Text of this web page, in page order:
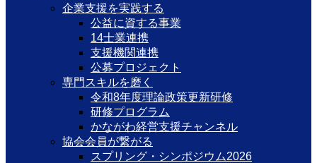
企業支援を実践する
公益に資する事業
14士業連携
支援機関連携
公募プロジェクト
専門スキルを磨く
令和8年度理論政策更新研修
研修プログラム
かながわ経営支援チャンネル
協会会員が繋がる
スプリング・シンポジウム2026